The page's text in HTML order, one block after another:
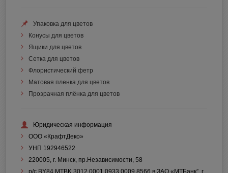
Упаковка для цветов
Конусы для цветов
Ящики для цветов
Сетка для цветов
Флористический фетр
Матовая пленка для цветов
Прозрачная плёнка для цветов
Юридическая информация
ООО «КрафтДеко»
УНП 192946522
220005, г. Минск, пр.Независимости, 58
р/с BY84 MTBK 3012 0001 0933 0009 8566 в ЗАО «МТБанк”, г.